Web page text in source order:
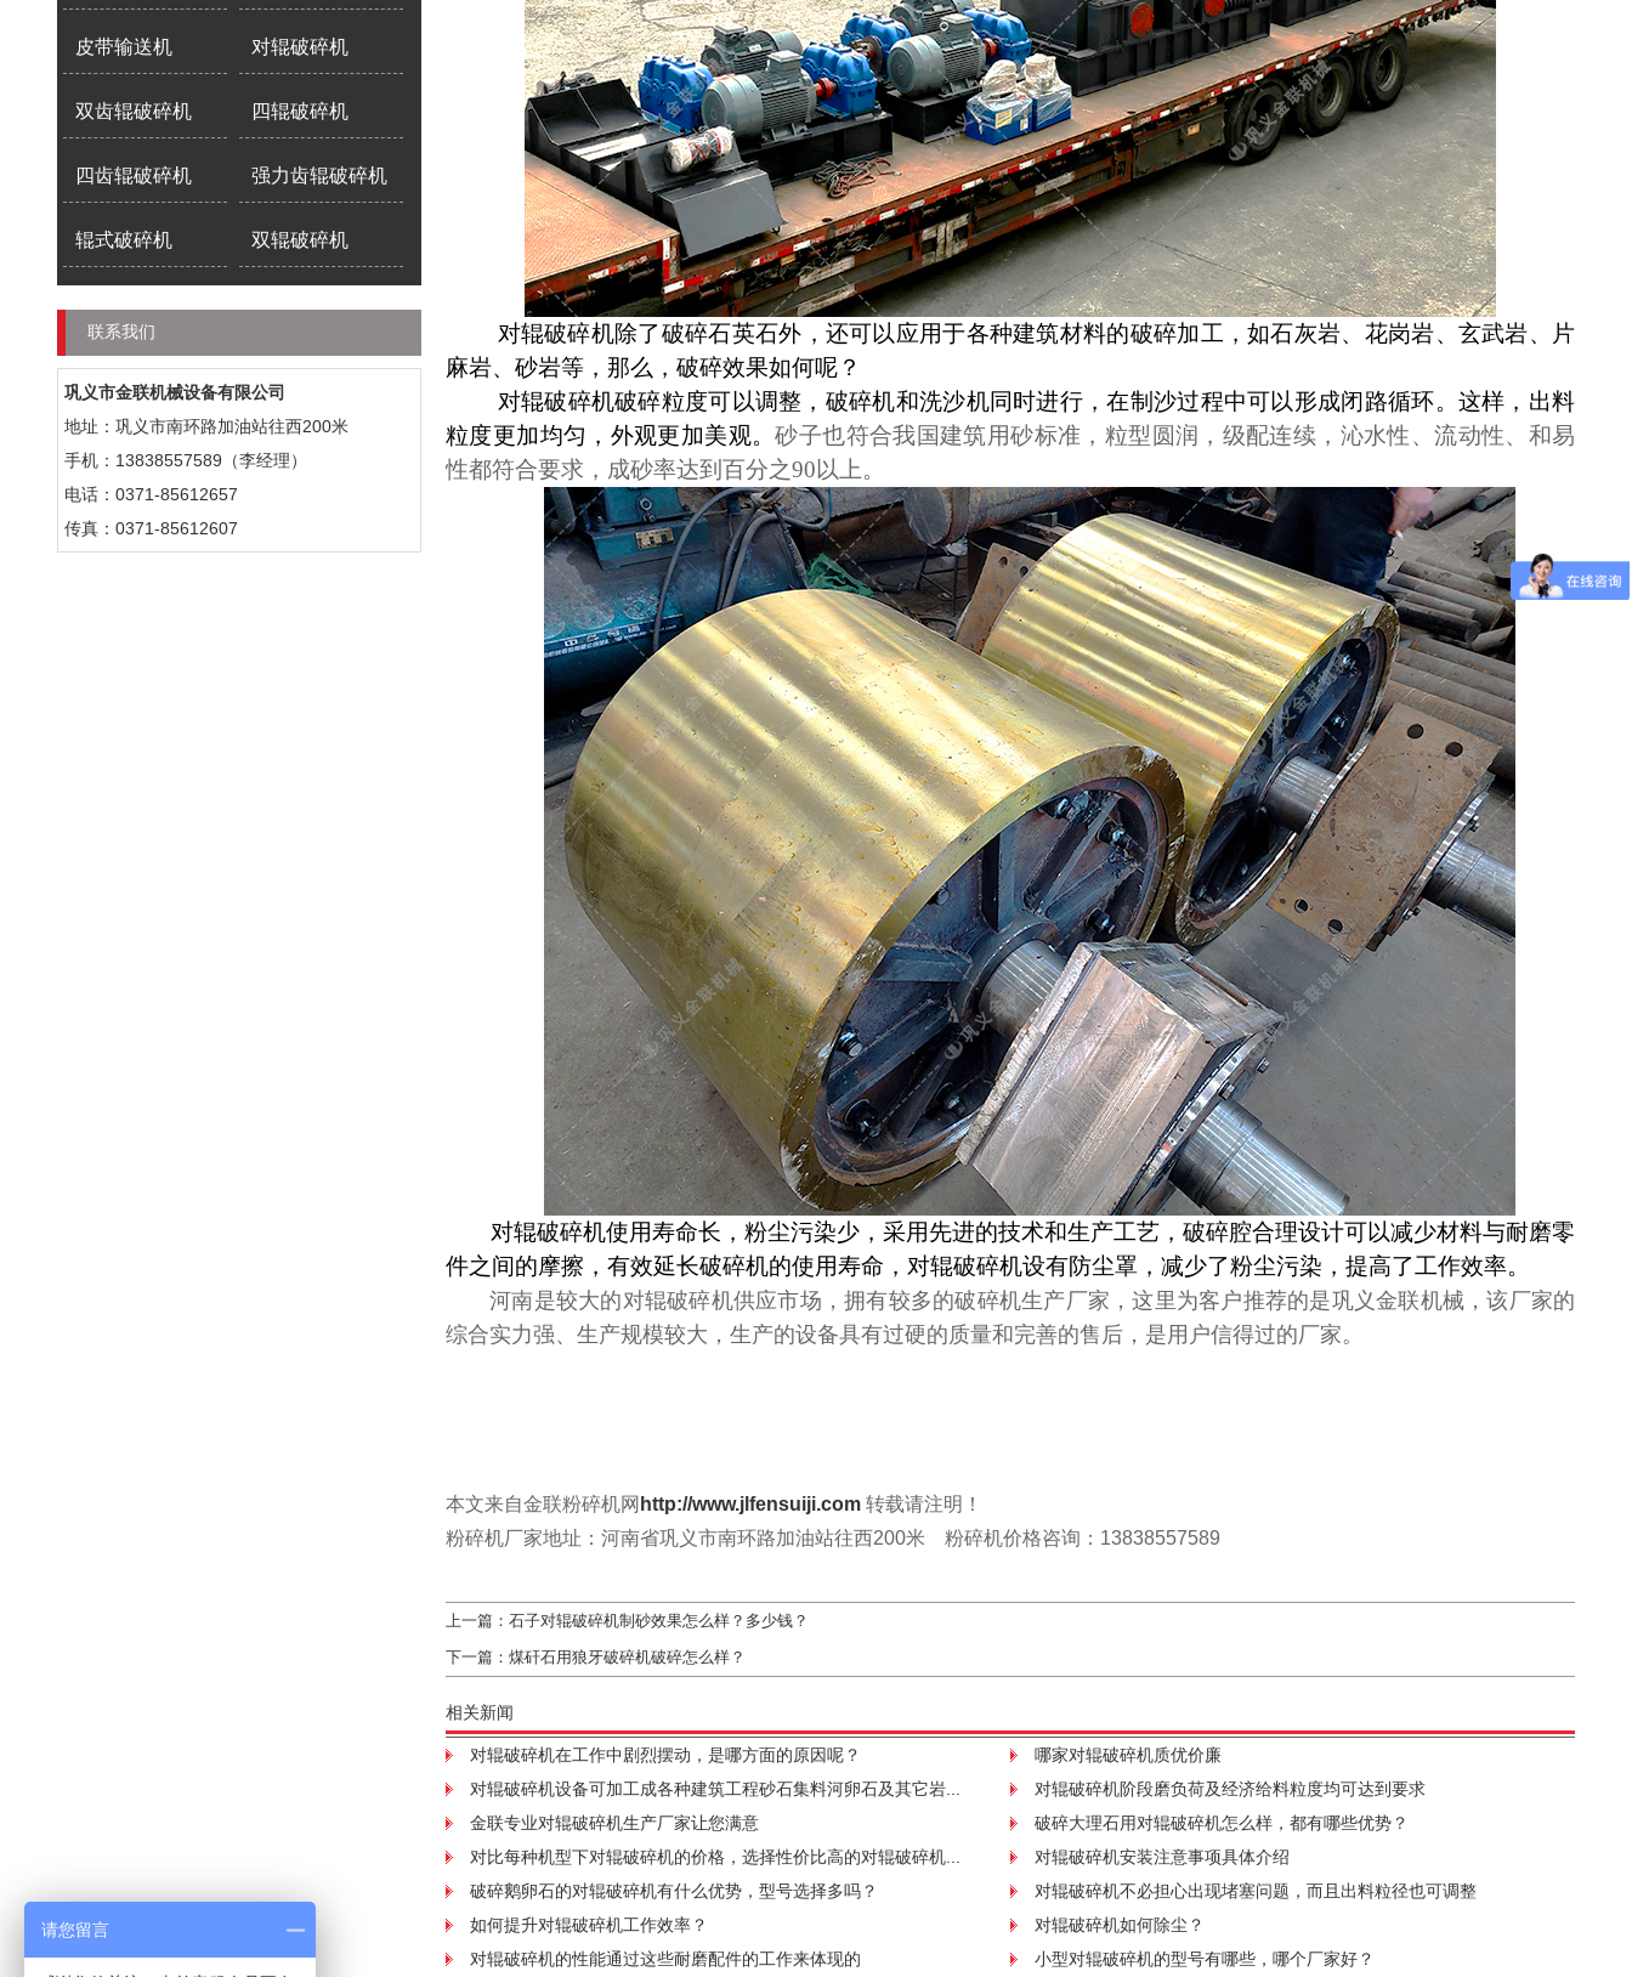
皮带输送机 对辊破碎机
双齿辊破碎机 四辊破碎机
四齿辊破碎机 强力齿辊破碎机
辊式破碎机 双辊破碎机
联系我们
巩义市金联机械设备有限公司
地址：巩义市南环路加油站往西200米
手机：13838557589（李经理）
电话：0371-85612657
传真：0371-85612607
对辊破碎机除了破碎石英石外，还可以应用于各种建筑材料的破碎加工，如石灰岩、花岗岩、玄武岩、片
麻岩、砂岩等 ，那么，破碎效果如何呢？
对辊破碎机破碎粒度可以调整，破碎机和洗沙机同时进行，在制沙过程中可以形成闭路循环。这样， 出料
粒度更加均匀，外观更加美观。砂子也符合我国建筑用砂标准，粒型圆润，级配连续，沁水性、流动性、和易
性都符合要求，成砂率达到 百分之90以上。
对辊破碎机使用寿命长，粉尘污染少，采用先进的技术和生产工艺，破碎腔合理设计可以减少材料与耐磨零
件之间的摩擦，有效延长破碎机的使用寿命，对辊破碎机设有防尘罩，减少了粉尘污染，提高了工作效率。
河南是较大的对辊破碎机供应市场，拥有较多的破碎机生产厂家，这里为客户推荐的是巩义金联机械 ，该厂家的
综合实力强、生产规模较大，生产的设备具有过硬的质量和完善的售后，是用户信得过的厂家。
本文来自金联粉碎机网 http://www.jlfensuiji.com 转载请注明！
粉碎机厂家地址：河南省巩义市南环路加油站往西200米 粉碎机价格咨询：13838557589
上一篇： 石子对辊破碎机制砂效果怎么样？多少钱？
下一篇： 煤矸石用狼牙破碎机破碎怎么样？
相关新闻
对辊破碎机在工作中剧烈摆动，是哪方面的原因呢？
哪家对辊破碎机质优价廉
对辊破碎机设备可加工成各种建筑工程砂石集料河卵石及其它岩...
对辊破碎机阶段磨负荷及经济给料粒度均可达到要求
金联专业对辊破碎机生产厂家让您满意
破碎大理石用对辊破碎机怎么样，都有哪些优势？
对比每种机型下对辊破碎机的价格，选择性价比高的对辊破碎机...
对辊破碎机安装注意事项具体介绍
破碎鹅卵石的对辊破碎机有什么优势，型号选择多吗？
对辊破碎机不必担心出现堵塞问题，而且出料粒径也可调整
如何提升对辊破碎机工作效率？
对辊破碎机如何除尘？
对辊破碎机的性能通过这些耐磨配件的工作来体现的
小型对辊破碎机的型号有哪些，哪个厂家好？
请您留言